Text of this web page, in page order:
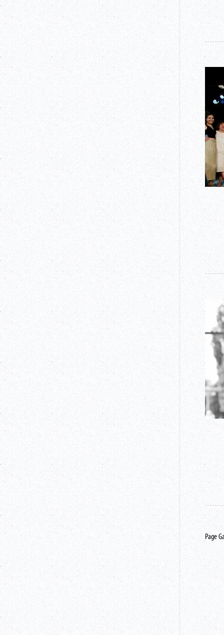
Page